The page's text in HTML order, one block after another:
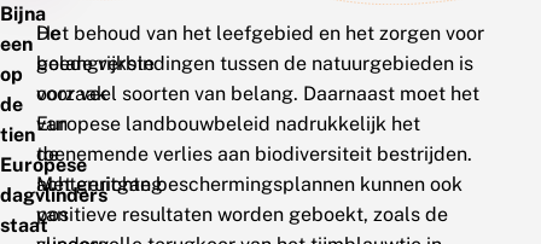
Bijna
een
op
de
tien
Europese
dagvlinders
staat
De
belangrijkste
oorzaak
van
de
achteruitgang
van
Het behoud van het leefgebied en het zorgen voor
goede verbindingen tussen de natuurgebieden is
voor veel soorten van belang. Daarnaast moet het
Europese landbouwbeleid nadrukkelijk het
toenemende verlies aan biodiversiteit bestrijden.
Met gerichte beschermingsplannen kunnen ook
positieve resultaten worden geboekt, zoals de